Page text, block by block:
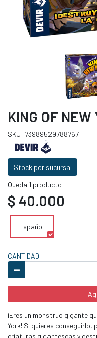
KING OF NEW
SKU: 73989529788767
Stock por sucursal
Queda 1 producto
$ 40.000
Español
CANTIDAD
¡Eres un monstruo gigante
York! Si quieres